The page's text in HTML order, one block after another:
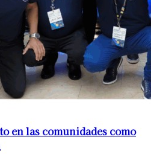
en las comunidades como